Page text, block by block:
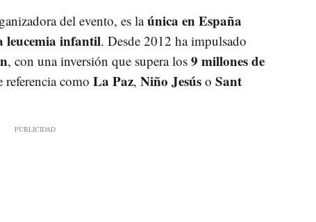
del evento, es laúnica en España
leucemia infantil. Desde 2012 ha impulsado
, con una inversión que supera los 9 millones de
como La Paz, Niño Jesúso Sant